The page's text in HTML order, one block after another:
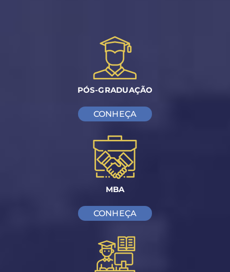
PÓS-GRADUAÇÃO
CONHEÇA
MBA
CONHEÇA